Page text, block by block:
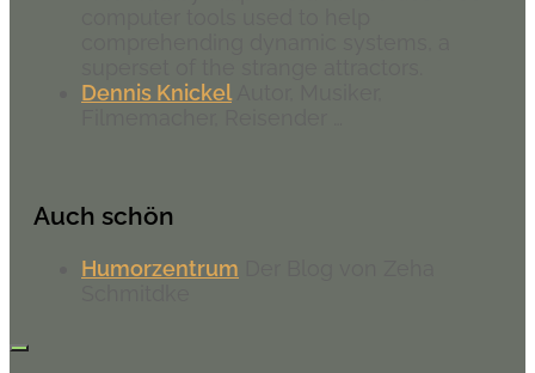
Dennis KnickelAutor, Musiker,
Auch schön
Humorzentrum